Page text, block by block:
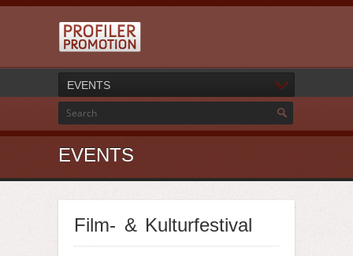
EVENTS
EVENTS
Film- & Kulturfestival